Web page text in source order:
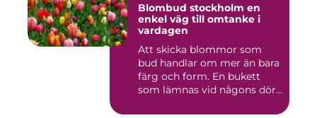
Blombud stockholm en
enkel väg till omtanke i
vardagen
Att skicka blommor som
bud handlar om mer än bara
färg och form. En bukett
som lämnas vid någons dör...